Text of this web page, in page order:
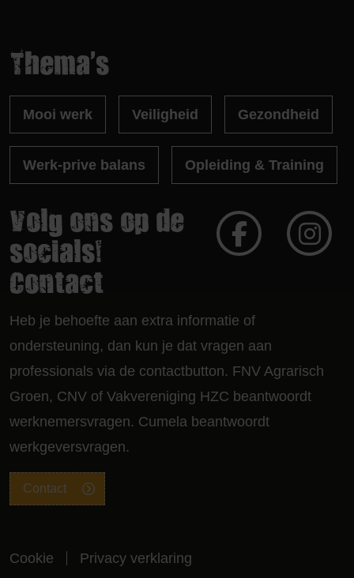
Thema's
Mooi werk Veiligheid Gezondheid
Werk-prive balans Opleiding & Training
Volg ons op de
socials!
Contact
Heb je behoefte aan extra informatie of
ondersteuning, dan kun je dat vragen aan
professionals via de contactbutton. FNV Agrarisch
Groen, CNV of Vakvereniging HZC beantwoordt
werknemersvragen. Cumela beantwoordt
werkgeversvragen.
Contact
Cookie Privacy verklaring